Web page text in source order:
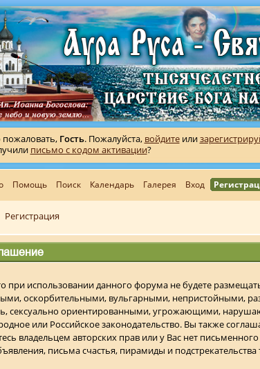
Гость. Пожалуйста, войдитеили
письмо с кодом активации?
Помощь Поиск Календарь Галерея Вход
Регистрация
при использовании данного форума не будете
оскорбительными, вульгарными, непристойными,
сексуально ориентированными, угрожающими,
или Российское законодательство. Вы также
владельцем авторских прав или у Вас нет
письма счастья, пирамиды и